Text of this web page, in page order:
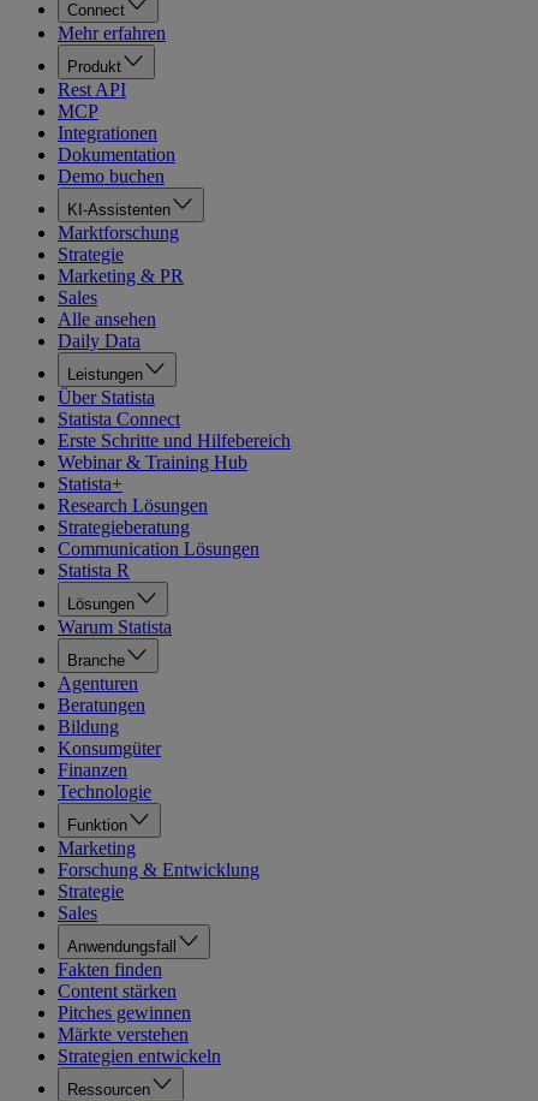
Connect
Mehr erfahren
Produkt
Rest API
MCP
Integrationen
Dokumentation
Demo buchen
KI-Assistenten
Marktforschung
Strategie
Marketing & PR
Sales
Alle ansehen
Daily Data
Leistungen
Über Statista
Statista Connect
Erste Schritte und Hilfebereich
Webinar & Training Hub
Statista+
Research Lösungen
Strategieberatung
Communication Lösungen
Statista R
Lösungen
Warum Statista
Branche
Agenturen
Beratungen
Bildung
Konsumgüter
Finanzen
Technologie
Funktion
Marketing
Forschung & Entwicklung
Strategie
Sales
Anwendungsfall
Fakten finden
Content stärken
Pitches gewinnen
Märkte verstehen
Strategien entwickeln
Ressourcen